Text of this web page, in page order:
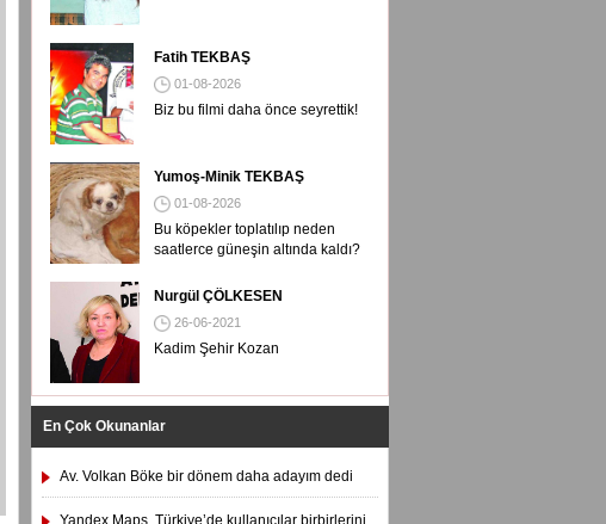
Fatih TEKBAŞ
01-08-2026
Biz bu filmi daha önce seyrettik!
Yumoş-Minik TEKBAŞ
01-08-2026
Bu köpekler toplatılıp neden
saatlerce güneşin altında kaldı?
Nurgül ÇÖLKESEN
26-06-2021
Kadim Şehir Kozan
En Çok Okunanlar
Av. Volkan Böke bir dönem daha adayım dedi
Yandex Maps, Türkiye’de kullanıcılar birbirlerini